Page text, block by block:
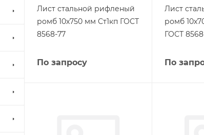
Лист стальной рифленый
ромб 10х750 мм Ст1кп ГОСТ
8568-77
По запросу
Лист
ромб
ГОСТ
По